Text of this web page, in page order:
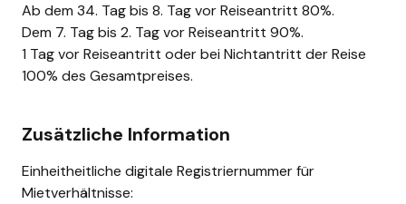
Ab dem 34. Tag bis 8. Tag vor Reiseantritt 80%.
Dem 7. Tag bis 2. Tag vor Reiseantritt 90%.
1 Tag vor Reiseantritt oder bei Nichtantritt der Reise
100% des Gesamtpreises.
Zusätzliche Information
Einheitheitliche digitale Registriernummer für
Mietverhältnisse: